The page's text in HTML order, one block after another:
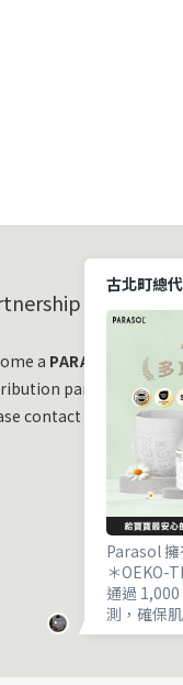
a PARASOL
partner
contact us at any
古北町總
Parasol
＊OEKO-
通過
測，確保
病學專家